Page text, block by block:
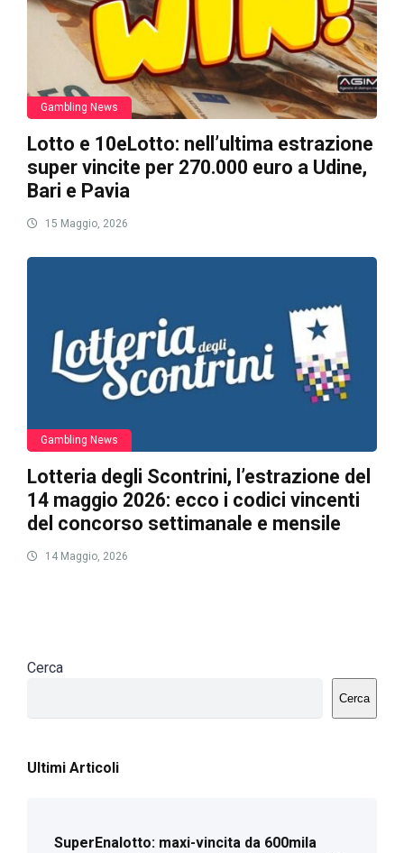
Gambling News
Lotto e 10eLotto: nell’ultima estrazione
super vincite per 270.000 euro a Udine,
Bari e Pavia
15 Maggio, 2026
Gambling News
Lotteria degli Scontrini, l’estrazione del
14 maggio 2026: ecco i codici vincenti
del concorso settimanale e mensile
14 Maggio, 2026
Cerca
Cerca
Ultimi Articoli
SuperEnalotto: maxi-vincita da 600mila